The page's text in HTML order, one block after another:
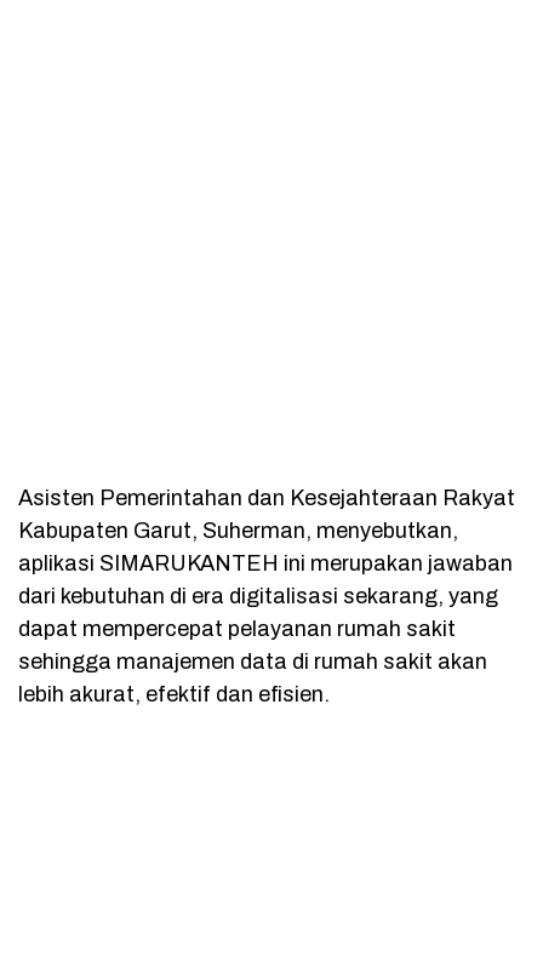
Asisten Pemerintahan dan Kesejahteraan Rakyat
Kabupaten Garut, Suherman, menyebutkan,
aplikasi SIMARUKANTEH ini merupakan jawaban
dari kebutuhan di era digitalisasi sekarang, yang
dapat mempercepat pelayanan rumah sakit
sehingga manajemen data di rumah sakit akan
lebih akurat, efektif dan efisien.